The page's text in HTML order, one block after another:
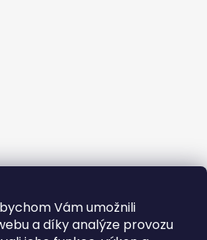
Vám umožnili
a díky analýze provozu